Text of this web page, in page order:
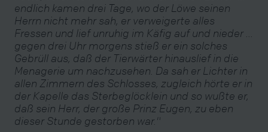
endlich kamen drei Tage, wo der Löwe seinen
Herrn nicht mehr sah, er verweigerte alles
Fressen und lief unruhig im Käfig auf und nieder ...
gegen drei Uhr morgens stieß er ein solches
Gebrüll aus, daß der Tierwärter hinauslief in die
Menagerie um nachzusehen. Da sah er Lichter in
allen Zimmern des Schlosses, zugleich hörte er in
der Kapelle das Sterbeglöcklein und so wußte er,
daß sein Herr, der große Prinz Eugen, zu eben
dieser Stunde gestorben war."